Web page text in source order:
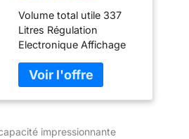
39 EAW CA
Volume total utile 337
Litres Régulation
Electronique Affichage
hyperFresh (0-3°C) Très
Silencieux 38 dB
impressionnante